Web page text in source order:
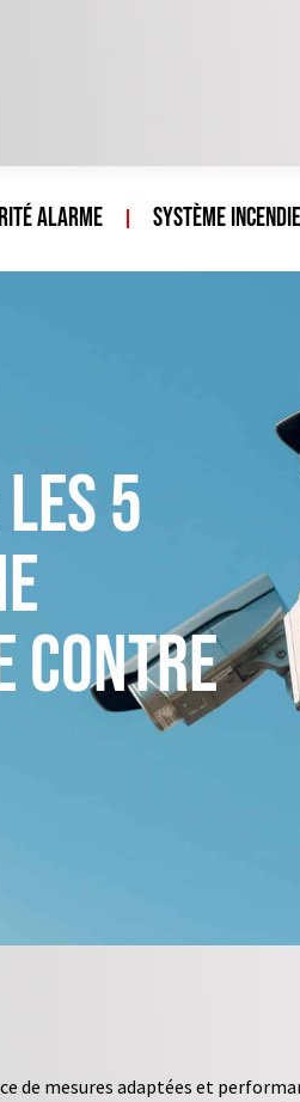
Alarme Système incendie
5
contre
de mesures adaptées et